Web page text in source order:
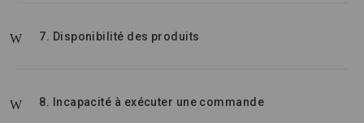
7. Disponibilité des produits
8. Incapacité à exécuter une commande